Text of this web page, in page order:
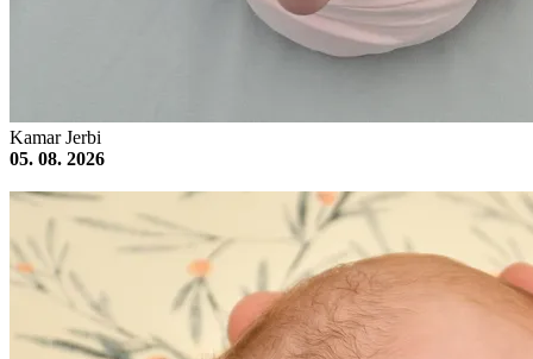
Kamar Jerbi
05. 08. 2026